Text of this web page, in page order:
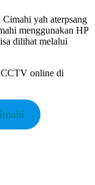
yah aterpsang
menggunakan HP
dilihat melalui
online di